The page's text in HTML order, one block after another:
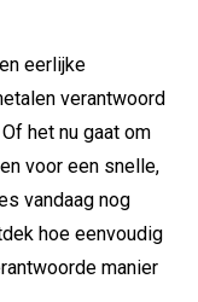
eerlijke
verantwoord
het nu gaat om
voor een snelle,
vandaag nog
hoe eenvoudig
manier